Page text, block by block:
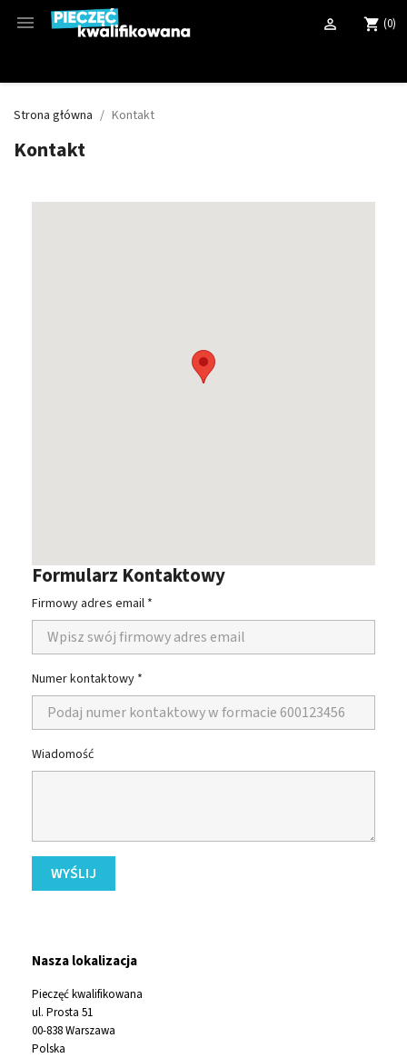
 shopping_cart (0)

Strona główna Kontakt
Kontakt
Formularz Kontaktowy
Firmowy adres email *
Numer kontaktowy *
Wiadomość
WYŚLIJ
Nasza lokalizacja
Pieczęć kwalifikowana
ul. Prosta 51
00-838 Warszawa
Polska